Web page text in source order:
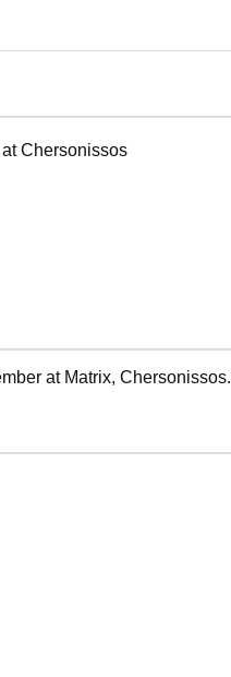
Chersonissos
at Matrix, Chersonissos.